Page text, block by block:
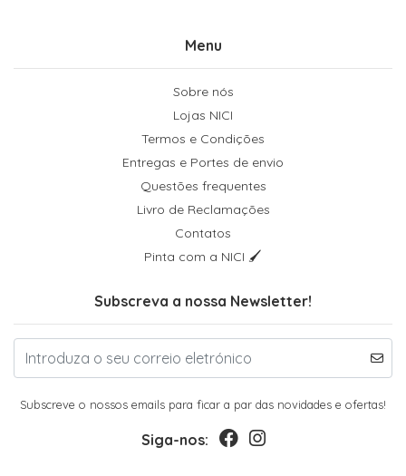
Menu
Sobre nós
Lojas NICI
Termos e Condições
Entregas e Portes de envio
Questões frequentes
Livro de Reclamações
Contatos
Pinta com a NICI 🖌
Subscreva a nossa Newsletter!
Subscreve o nossos emails para ficar a par das novidades e ofertas!
Siga-nos: